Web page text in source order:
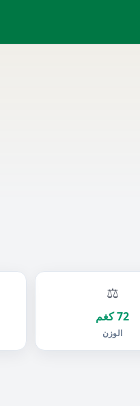
⚖️
72 كغم
الوزن